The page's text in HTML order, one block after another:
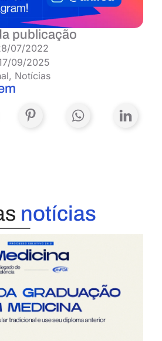
publicação
07/2022
09/2025
, Notícias
notícias